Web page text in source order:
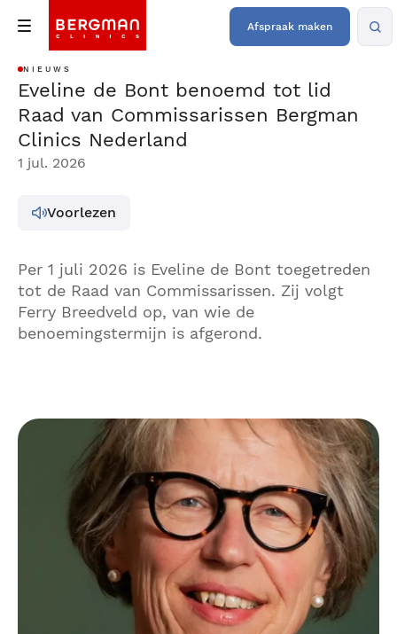
Afspraak maken
NIEUWS
Eveline de Bont benoemd tot lid
Raad van Commissarissen Bergman
Clinics Nederland
1 jul. 2026
Voorlezen
Per 1 juli 2026 is Eveline de Bont toegetreden
tot de Raad van Commissarissen. Zij volgt
Ferry Breedveld op, van wie de
benoemingstermijn is afgerond.